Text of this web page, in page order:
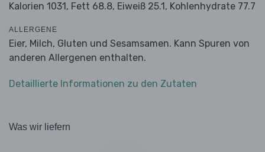
Kalorien 1031, Fett 68.8, Eiweiß 25.1, Kohlenhydrate 77.7
ALLERGENE
Eier, Milch, Gluten und Sesamsamen. Kann Spuren von
anderen Allergenen enthalten.
Detaillierte Informationen zu den Zutaten
Was wir liefern